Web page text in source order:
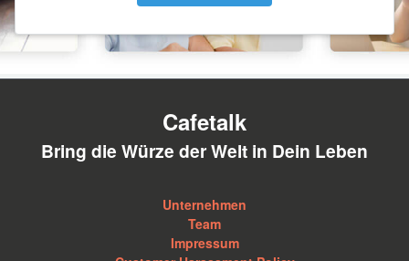
Cafetalk
Bring die Würze der Welt in Dein Leben
Unternehmen
Team
Impressum